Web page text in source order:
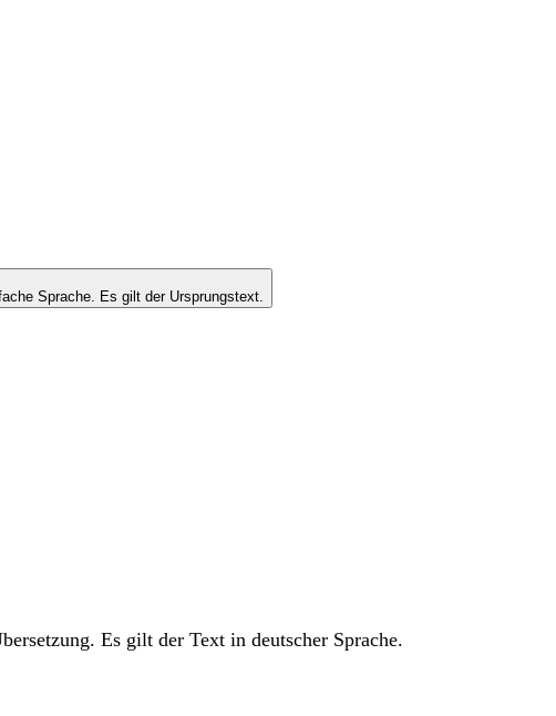
Sprache. Es gilt der Ursprungstext.
Es gilt der Text in deutscher Sprache.